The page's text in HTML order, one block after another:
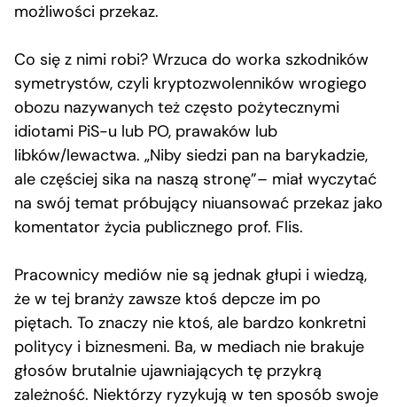
możliwości przekaz.
Co się z nimi robi? Wrzuca do worka szkodników
symetrystów, czyli kryptozwolenników wrogiego
obozu nazywanych też często pożytecznymi
idiotami PiS-u lub PO, prawaków lub
libków/lewactwa. „Niby siedzi pan na barykadzie,
ale częściej sika na naszą stronę”– miał wyczytać
na swój temat próbujący niuansować przekaz jako
komentator życia publicznego prof. Flis.
Pracownicy mediów nie są jednak głupi i wiedzą,
że w tej branży zawsze ktoś depcze im po
piętach. To znaczy nie ktoś, ale bardzo konkretni
politycy i biznesmeni. Ba, w mediach nie brakuje
głosów brutalnie ujawniających tę przykrą
zależność. Niektórzy ryzykują w ten sposób swoje